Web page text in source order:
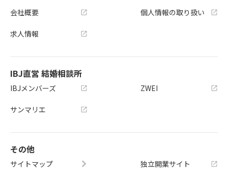
会社概要
求人情報
個人情報の取り扱い
IBJ直営 結婚相談所
IBJメンバーズ
サンマリエ
ZWEI
その他
サイトマップ
独立開業サイト